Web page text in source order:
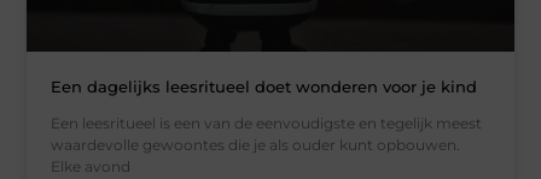
Een dagelijks leesritueel doet wonderen voor je kind
Een leesritueel is een van de eenvoudigste en tegelijk meest
waardevolle gewoontes die je als ouder kunt opbouwen.
Elke avond